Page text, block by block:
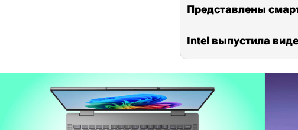
Представлены
Intel выпустила